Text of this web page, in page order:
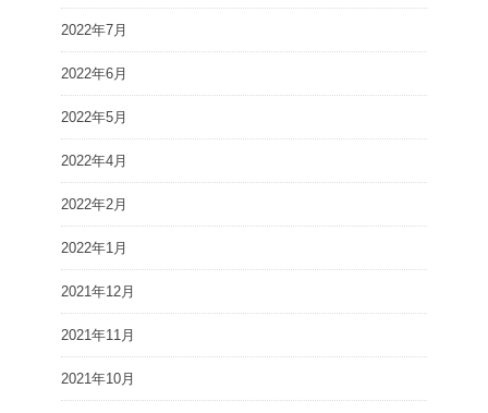
2022年7月
2022年6月
2022年5月
2022年4月
2022年2月
2022年1月
2021年12月
2021年11月
2021年10月